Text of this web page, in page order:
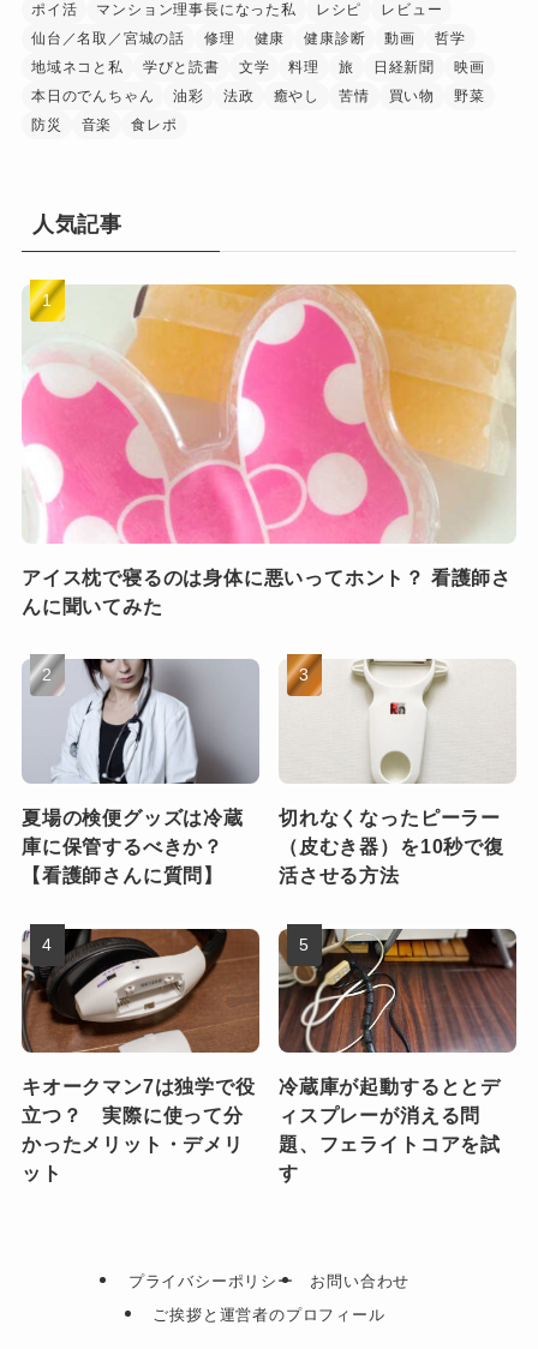
ポイ活
マンション理事長になった私 レシピ
レビュー
仙台／名取／宮城の話
修理 健康 健康診断 動画
哲学
地域ネコと私
学びと読書 文学 料理 旅 日経新聞
映画
本日のでんちゃん
油彩 法政 癒やし 苦情 買い物
野菜
防災
音楽 食レポ
人気記事
アイス枕で寝るのは身体に悪いってホント？ 看護師さ
んに聞いてみた
夏場の検便グッズは冷蔵
庫に保管するべきか？
【看護師さんに質問】
切れなくなったピーラー
（皮むき器）を10秒で復
活させる方法
キオークマン7は独学で役
立つ？ 実際に使って分
かったメリット・デメリ
ット
冷蔵庫が起動するととデ
ィスプレーが消える問
題、フェライトコアを試
す
プライバシーポリシー
お問い合わせ
ご挨拶と運営者のプロフィール